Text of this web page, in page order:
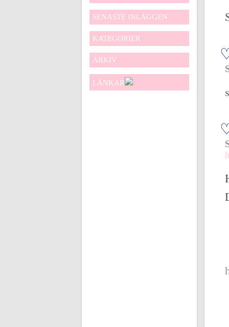
SENASTE INLÄGGEN
KATEGORIER
ARKIV
LÄNKAR